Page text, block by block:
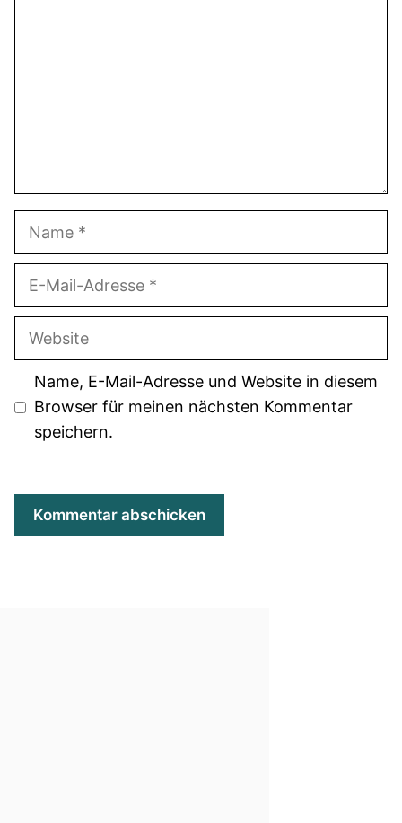
Name
E-
Website
Name, E-Mail-Adresse und Website in diesem
Browser für meinen nächsten Kommentar
speichern.